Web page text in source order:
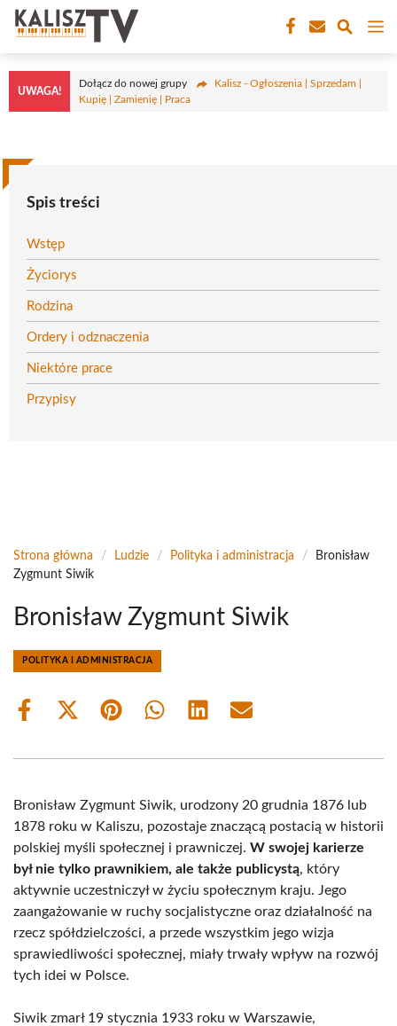
Przejdź
treści
UWAGA!
Dołącz do nowej grupy
Kalisz - Ogłoszenia | Sprzedam |
Kupię | Zamienię | Praca
Spis treści
Wstęp
Życiorys
Rodzina
Ordery i odznaczenia
Niektóre prace
Przypisy
Strona główna / Ludzie / Polityka i administracja /
Bronisław
Zygmunt Siwik
Bronisław Zygmunt Siwik
POLITYKA I ADMINISTRACJA
Share
Share
(Twitter)
Share Share Share Share
Bronisław Zygmunt Siwik, urodzony 20 grudnia 1876 lub
1878 roku w Kaliszu, pozostaje znaczącą postacią w historii
polskiej myśli społecznej i prawniczej. W swojej karierze
był nie tylko prawnikiem, ale także publicystą, który
aktywnie uczestniczył w życiu społecznym kraju. Jego
zaangażowanie w ruchy socjalistyczne oraz działalność na
rzecz spółdzielczości, a przede wszystkim jego wizja
sprawiedliwości społecznej, miały trwały wpływ na rozwój
tych idei w Polsce.
Siwik zmarł 19 stycznia 1933 roku w Warszawie,